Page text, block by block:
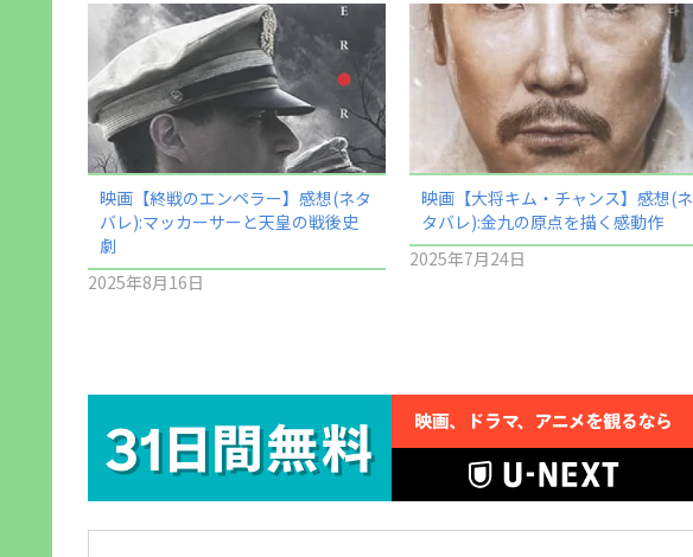
映画【終戦のエンペラー】感想(ネタ
バレ):マッカーサーと天皇の戦後史
劇
2025年8月16日
映画【大将キム・チャンス】感想(ネ
タバレ):金九の原点を描く感動作
2025年7月24日